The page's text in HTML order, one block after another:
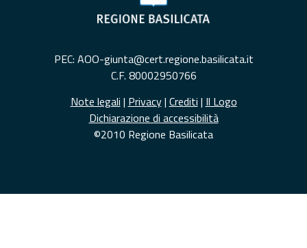
PEC: AOO-giunta@cert.regione.basilicata.it
C.F. 80002950766
Note legali | Privacy| Crediti | Il Logo
Dichiarazione di accessibilità
©2010 Regione Basilicata